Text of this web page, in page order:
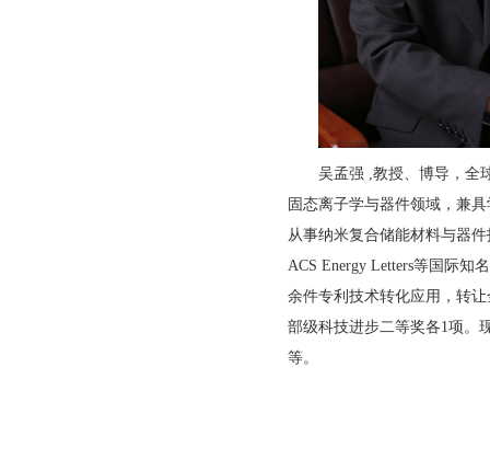
吴孟强 ,教授、博导，全球
固态离子学与器件领域，兼
从事纳米复合储能材料与器
ACS Energy Letters等国际知
余件专利技术转化应用，转
部级科技进步二等奖各1项。
等。